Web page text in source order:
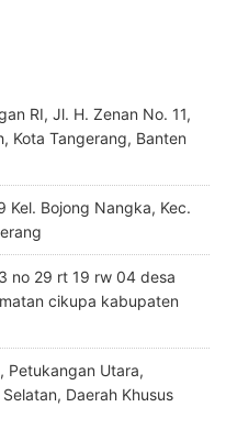
RI, Jl. H. Zenan No. 11,
Kota Tangerang, Banten
Kel. Bojong Nangka, Kec.
no 29 rt 19 rw 04 desa
cikupa kabupaten
Petukangan Utara,
Daerah Khusus